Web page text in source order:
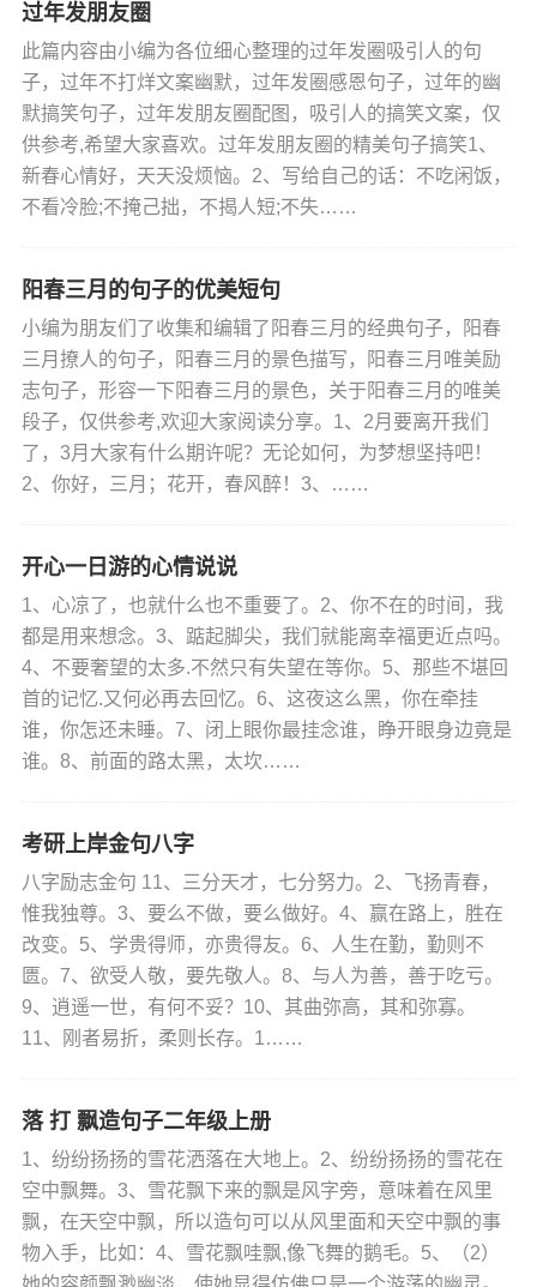
过年发朋友圈
此篇内容由小编为各位细心整理的过年发圈吸引人的句
子，过年不打烊文案幽默，过年发圈感恩句子，过年的幽
默搞笑句子，过年发朋友圈配图，吸引人的搞笑文案，仅
供参考,希望大家喜欢。过年发朋友圈的精美句子搞笑1、
新春心情好，天天没烦恼。2、写给自己的话：不吃闲饭，
不看冷脸;不掩己拙，不揭人短;不失……
阳春三月的句子的优美短句
小编为朋友们了收集和编辑了阳春三月的经典句子，阳春
三月撩人的句子，阳春三月的景色描写，阳春三月唯美励
志句子，形容一下阳春三月的景色，关于阳春三月的唯美
段子，仅供参考,欢迎大家阅读分享。1、2月要离开我们
了，3月大家有什么期许呢？无论如何，为梦想坚持吧！
2、你好，三月；花开，春风醉！3、……
开心一日游的心情说说
1、心凉了，也就什么也不重要了。2、你不在的时间，我
都是用来想念。3、踮起脚尖，我们就能离幸福更近点吗。
4、不要奢望的太多.不然只有失望在等你。5、那些不堪回
首的记忆.又何必再去回忆。6、这夜这么黑，你在牵挂
谁，你怎还未睡。7、闭上眼你最挂念谁，睁开眼身边竟是
谁。8、前面的路太黑，太坎……
考研上岸金句八字
八字励志金句 11、三分天才，七分努力。2、飞扬青春，
惟我独尊。3、要么不做，要么做好。4、赢在路上，胜在
改变。5、学贵得师，亦贵得友。6、人生在勤，勤则不
匮。7、欲受人敬，要先敬人。8、与人为善，善于吃亏。
9、逍遥一世，有何不妥？10、其曲弥高，其和弥寡。
11、刚者易折，柔则长存。1……
落 打 飘造句子二年级上册
1、纷纷扬扬的雪花洒落在大地上。2、纷纷扬扬的雪花在
空中飘舞。3、雪花飘下来的飘是风字旁，意味着在风里
飘，在天空中飘，所以造句可以从风里面和天空中飘的事
物入手，比如：4、雪花飘哇飘,像飞舞的鹅毛。5、（2）